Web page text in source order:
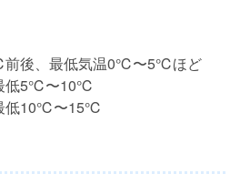
後、最低気温0℃〜5℃ほど
低5℃〜10℃
低10℃〜15℃